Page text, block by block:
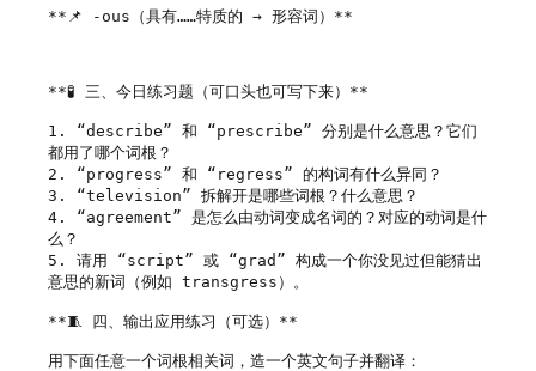
**📌 -ous（具有……特质的 → 形容词）**
**🧪 三、今日练习题（可口头也可写下来）**
1. “describe” 和 “prescribe” 分别是什么意思？它们
都用了哪个词根？
2. “progress” 和 “regress” 的构词有什么异同？
3. “television” 拆解开是哪些词根？什么意思？
4. “agreement” 是怎么由动词变成名词的？对应的动词是什
么？
5. 请用 “script” 或 “grad” 构成一个你没见过但能猜出
意思的新词（例如 transgress）。
**🧵 四、输出应用练习（可选）**
用下面任意一个词根相关词，造一个英文句子并翻译：